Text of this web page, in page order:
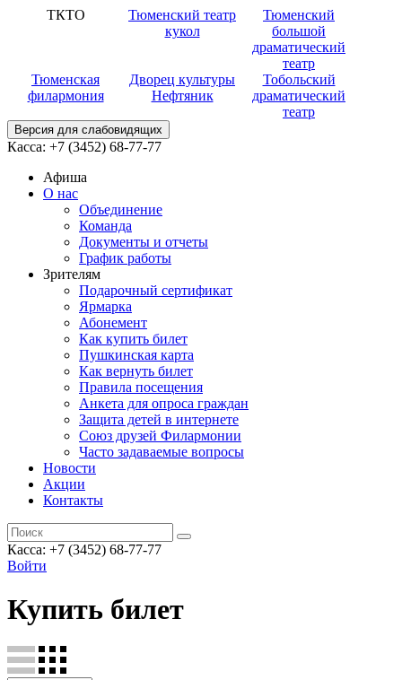
ТКТО
Тюменский театр
кукол
Тюменский
большой
драматический
театр
Тюменская
филармония
Дворец культуры
Нефтяник
Тобольский
драматический
театр
Версия для слабовидящих
Касса: +7 (3452) 68-77-77
Афиша
О нас
Объединение
Команда
Документы и отчеты
График работы
Зрителям
Подарочный сертификат
Ярмарка
Абонемент
Как купить билет
Пушкинская карта
Как вернуть билет
Правила посещения
Анкета для опроса граждан
Защита детей в интернете
Союз друзей Филармонии
Часто задаваемые вопросы
Новости
Акции
Контакты
Касса: +7 (3452) 68-77-77
Войти
Купить билет